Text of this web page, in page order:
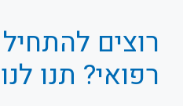
רוצים להתחיל
רפואי? תנו